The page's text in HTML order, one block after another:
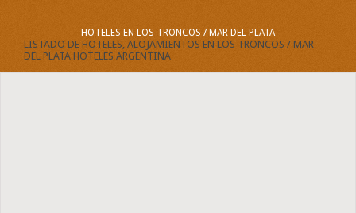
HOTELES EN LOS TRONCOS / MAR DEL PLATA
LISTADO DE HOTELES, ALOJAMIENTOS EN LOS TRONCOS / MAR
DEL PLATA HOTELES ARGENTINA